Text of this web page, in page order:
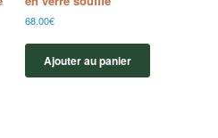
68.00€
Ajouter au panier